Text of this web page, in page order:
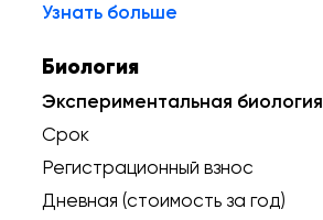
Узнать больше
Биология
Экспериментальная биология
Срок
Регистрационный взнос
Дневная (стоимость за год)